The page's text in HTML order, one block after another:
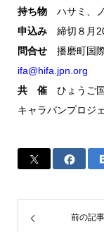
持ち物 ハサミ、
申込み 締切８月
問合せ 播磨町国
ifa@hifa.jpn.org
共 催 ひょうご
キャラバンプロジ
前の記事